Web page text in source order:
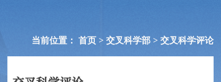
当前位置： 首页 > 交叉科学部 > 交叉科学评论